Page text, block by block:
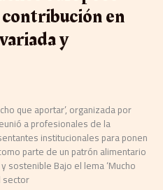
en
y
que aportar’, organizada por
a profesionales de la
institucionales para ponen
parte de un patrón alimentario
sostenible Bajo el lema ‘Mucho
sector